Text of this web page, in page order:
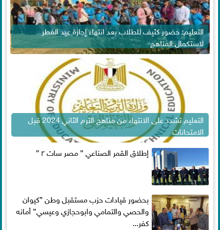
التعليم: حضور كثيف للطلاب بعد انتهاء إجازة عيد الفطر
لاستكمال المناهج
التعليم تشدد على الانتهاء من مناهج الترم الثاني 2024 قبل
الامتحانات
إطلاق القمر الصناعي ” مصر سات ٢ ”
بحضور قيادات حزب مستقبل وطن ”كيوان
والحصي والتمامي وابوحجازي وعيسي” أمانه
كفر...